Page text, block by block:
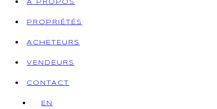
À PROPOS
PROPRIÉTÉS
ACHETEURS
VENDEURS
CONTACT
EN